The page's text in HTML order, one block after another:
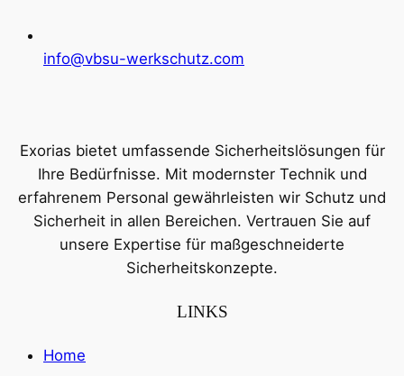
info@vbsu-werkschutz.com
Exorias bietet umfassende Sicherheitslösungen für
Ihre Bedürfnisse. Mit modernster Technik und
erfahrenem Personal gewährleisten wir Schutz und
Sicherheit in allen Bereichen. Vertrauen Sie auf
unsere Expertise für maßgeschneiderte
Sicherheitskonzepte.
LINKS
Home